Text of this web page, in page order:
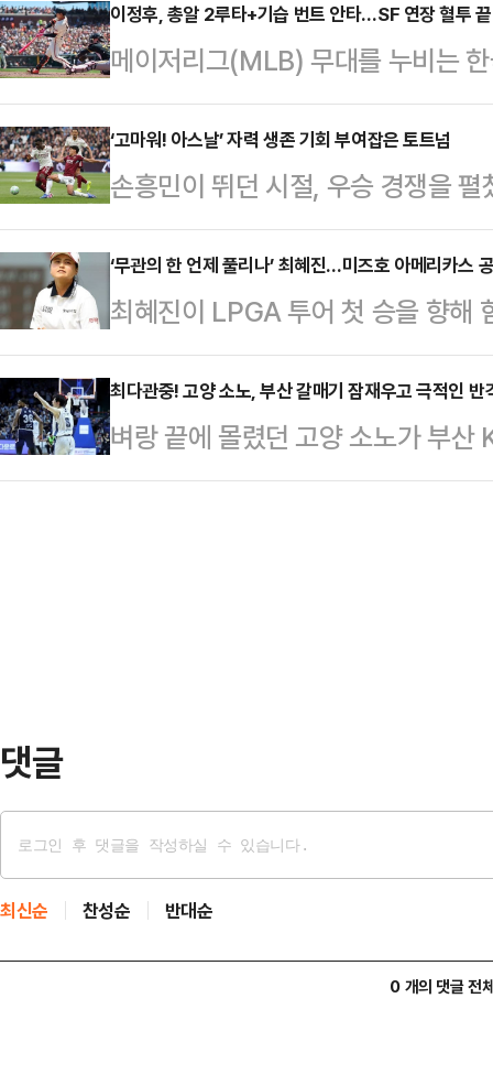
30분 안양종합운동장에서 열린
과 전북현대의 맞대결 현장을 찾았
은 시점에서 최종 명단 후보군에 있
한 것으로 풀이된다.K리그 ‘디펜딩
력한 몇몇 포진해 있다. 중원의 사
명보 감독의 선…
이정후, 총알 2루타+기습 번트 안타…SF 연장 혈투
메이저리그(MLB) 무대를 누비는
루였다. ‘바람의 손자’ 이정후(샌프
야구 센스를 앞세워 멀티히트를 기
11일(한국시간) 미국 캘리포니아주
2026 MLB 정규시즌 피츠버그 파
선발 출전해 6타수 2안타를 기록
이정후의 방망이는 매서웠다. 3회
상대 선발 부다 챈…
‘고마워! 아스날’ 자력 생존 기회 부여잡은 토트넘
손흥민이 뛰던 시절, 우승 경쟁을
프리미어리그·EPL) 잔류를 위한
3경기 남겨둔 시점에서 17위에 머
불씨를 되살렸다. 경쟁자 웨스트햄
부 리그에 살아남을 수 있는 기회를
국시간) 영국 런던의 런던 스타디
그 36라운드 웨스트햄 유나이티드
아스날은…
‘무관의 한 언제 풀리나’ 최혜진…미즈호 아메리카스
최혜진이 LPGA 투어 첫 승을 향해
지 못하고 시즌 최고 성적에 만족해
저지주 웨스트 골드웰의 마운틴 리
LPGA 투어 미즈호 아메리카스 오
버디 3개와 보기 2개를 묶어 1언더
최다관중! 고양 소노, 부산 갈매기 잠재우고 극적인
벼랑 끝에 몰렸던 고양 소노가 부
실낱 같은 희망을 이어갔다.소노는
댓글
최신순 찬성순 반대순
0 개의 댓글 전